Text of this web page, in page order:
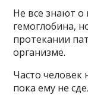
Не все знают о
гемоглобина,
протекании
организме.
Часто человек
пока ему не